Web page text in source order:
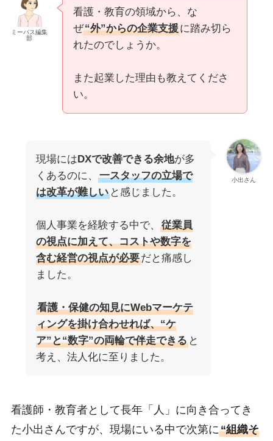
ミーパス編集
部
看護・教育の領域から、な
ぜ“外”からの企業支援に踏み切ら
れたのでしょうか。
また起業した理由も教えてくださ
い。
小出さん
現場にはDXで改善できる余地が多
くあるのに、
一スタッフの立場で
は改革が難しいと感じました。
個人事業を経験する中で、
従業員
の視点に加えて、コストや数字を
含む経営の視点が必要だと痛感し
ました。
看護・保健の知見にWebマーケテ
ィングを掛け合わせれば、“ケ
ア”と“数字”の両輪で伴走できると
考え、法人化に至りました。
看護師・教育者として長年「人」に向き合ってき
た小出さんですが、現場にいる中で次第に“組織そ